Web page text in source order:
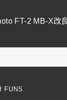
FT-2 MB-X改
FUNS